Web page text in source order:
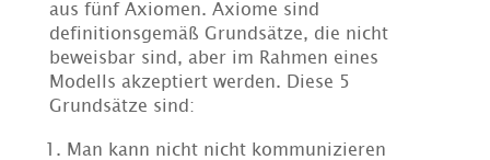
aus fünf Axiomen. Axiome sind
definitionsgemäß Grundsätze, die nicht
beweisbar sind, aber im Rahmen eines
Modells akzeptiert werden. Diese 5
Grundsätze sind:
Man kann nicht nicht kommunizieren